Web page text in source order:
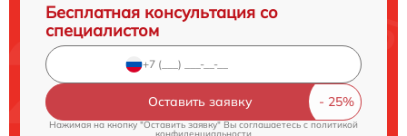
Бесплатная консультация со
специалистом
Оставить заявку
Нажимая на кнопку "Оставить заявку" Вы соглашаетесь cполитикой
конфиденциальности